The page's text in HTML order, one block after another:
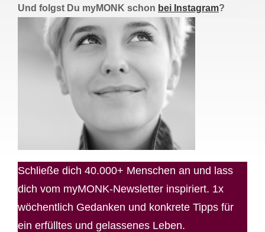
Und folgst Du myMONK schon bei Instagram?
Schließe dich 40.000+ Menschen an und lass
dich vom myMONK-Newsletter inspiriert. 1x
wöchentlich Gedanken und konkrete Tipps für
ein erfülltes und gelassenes Leben.